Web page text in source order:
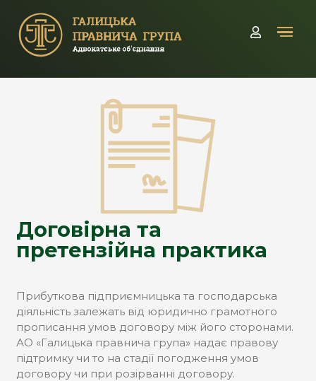
Кабінет
Договірна та
претензійна практика
Прибуткова підприємницька та господарська
діяльність залежать від юридично грамотного
прописання умов договору між його сторонами.
АО «Галицька правнича група» надає правову
підтримку чи то на стадії погодження умов
договору чи при розірванні договору.